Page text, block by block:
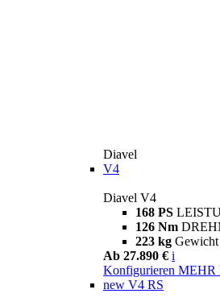
Diavel
V4
Diavel V4
168 PS
126 Nm
223 kg
Ab 27.890 € i
Konfigurieren MEHR
new V4 RS